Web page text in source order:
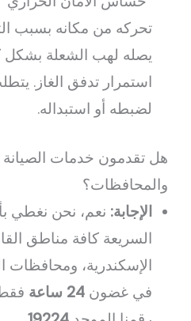
تحركه من مكانه بسبب
يصله لهب الشعلة
استمرار تدفق الغاز.
لضبطه أو استبداله.
هل تقدمون خدمات الصيانة
والمحافظات؟
الإجابة: نعم، نحن نغطي
السريعة كافة مناطق
الإسكندرية، ومحافظات
في غضون24 ساعة